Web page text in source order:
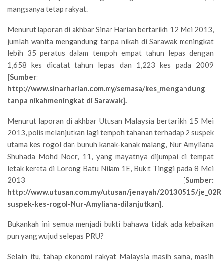
mangsanya tetap rakyat.
Menurut laporan di akhbar Sinar Harian bertarikh 12 Mei 2013,
jumlah wanita mengandung tanpa nikah di Sarawak meningkat
lebih 35 peratus dalam tempoh empat tahun lepas dengan
1,658 kes dicatat tahun lepas dan 1,223 kes pada 2009
[Sumber:
http://www.sinarharian.com.my/semasa/kes_mengandung
tanpa nikahmeningkat di Sarawak].
Menurut laporan di akhbar Utusan Malaysia bertarikh 15 Mei
2013, polis melanjutkan lagi tempoh tahanan terhadap 2 suspek
utama kes rogol dan bunuh kanak-kanak malang, Nur Amyliana
Shuhada Mohd Noor, 11, yang mayatnya dijumpai di tempat
letak kereta di Lorong Batu Nilam 1E, Bukit Tinggi pada 8 Mei
2013 [Sumber:
http://www.utusan.com.my/utusan/jenayah/20130515/
suspek-kes-rogol-Nur-Amyliana-dilanjutkan].
Bukankah ini semua menjadi bukti bahawa tidak ada kebaikan
pun yang wujud selepas PRU?
Selain itu, tahap ekonomi rakyat Malaysia masih sama, masih